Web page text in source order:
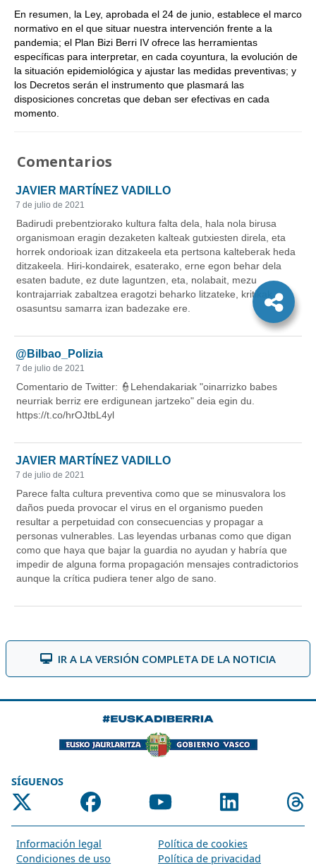
En resumen, la Ley, aprobada el 24 de junio, establece el marco
normativo en el que situar nuestra intervención frente a la
pandemia; el Plan Bizi Berri IV ofrece las herramientas
específicas para interpretar, en cada coyuntura, la evolución de
la situación epidemiológica y ajustar las medidas preventivas; y
los Decretos serán el instrumento que plasmará las
disposiciones concretas que deban ser efectivas en cada
momento.
Comentarios
IR A LA VERSIÓN COMPLETA DE LA NOTICIA
SÍGUENOS
Información legal
Política de cookies
Condiciones de uso
Política de privacidad